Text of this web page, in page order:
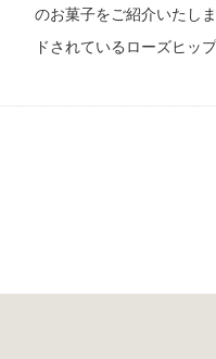
のお菓子をご紹介いたし
ドされているローズヒッ